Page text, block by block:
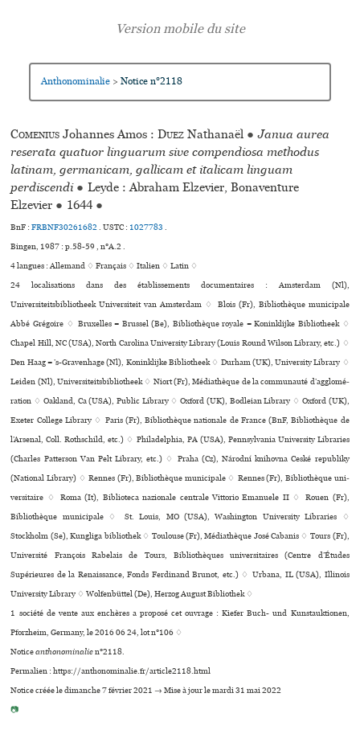
Anthonominalie > Notice n°2118
Comenius Johannes Amos :Duez Nathanaël ● Janua aurea
reserata quatuor linguarum sive compendiosa methodus
latinam, germanicam, gallicam et italicam linguam
perdiscendi ● Leyde : Abraham Elzevier, Bonaventure
Elzevier ● 1644 ●
BnF :FRBNF30261682.USTC : 1027783.
Bingen, 1987 : p.58-59 , n°A.2 .
4 langues :Allemand ♢Français ♢Italien ♢Latin ♢
24 localisations dans des établissements documentaires : Amsterdam (Nl),
Universiteitsbibliotheek Universiteit van Amsterdam ♢ Blois (Fr), Bibliothèque muni­ci­pale
Abbé Grégoire ♢ Bruxelles = Brussel (Be), Bibliothèque royale = Koninklijke Bibliotheek ♢
Chapel Hill, NC (USA), North Carolina University Library (Louis Round Wilson Library, etc.) ♢
Den Haag = ’s-Gravenhage (Nl), Koninklijke Bibliotheek ♢ Durham (UK), University Library ♢
Leiden (Nl), Universiteitsbibliotheek ♢ Niort (Fr), Médiathèque de la com­mu­nauté d’agglo­mé­
ra­tion ♢ Oakland, Ca (USA), Public Library ♢ Oxford (UK), Bodleian Library ♢ Oxford (UK),
Exeter College Library ♢ Paris (Fr), Bibliothèque nationale de France (BnF, Bibliothèque de
l’Arsenal, Coll. Rothschild, etc.) ♢ Philadelphia, PA (USA), Pennsylvania University Libraries
(Charles Patterson Van Pelt Library, etc.) ♢ Praha (Cz), Národní kni­hovna Ceské repu­bliky
(National Library) ♢ Rennes (Fr), Bibliothèque muni­ci­pale ♢ Rennes (Fr), Bibliothèque uni­
ver­si­taire ♢ Roma (It), Biblioteca nazio­nale cen­trale Vittorio Emanuele II ♢ Rouen (Fr),
Bibliothèque muni­ci­pale ♢ St. Louis, MO (USA), Washington University Libraries ♢
Stockholm (Se), Kungliga bibliothek ♢ Toulouse (Fr), Médiathèque José Cabanis ♢ Tours (Fr),
Université François Rabelais de Tours, Bibliothèques uni­ver­si­tai­res (Centre d’Études
Supérieures de la Renaissance, Fonds Ferdinand Brunot, etc.) ♢ Urbana, IL (USA), Illinois
University Library ♢ Wolfenbüttel (De), Herzog August Bibliothek ♢
1 société de vente aux enchères a proposé cet ouvrage : Kiefer Buch- und Kunstauktionen,
Pforzheim, Germany, le 2016 06 24, lot n°106 ♢
Noticeanthonominalien°2118.
Permalien : https://anthonominalie.fr/article2118.html
Notice créée le dimanche 7 février 2021 → Mise à jour le mardi 31 mai 2022
📷